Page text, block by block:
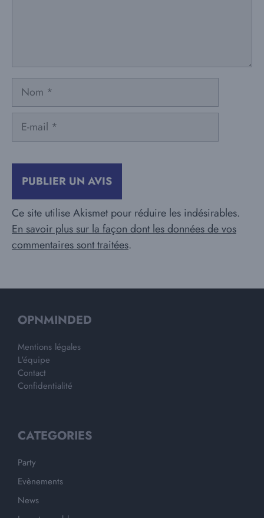
Nom
mail
Ce site utilise Akismet pour réduire les indésirables.
En savoir plus sur la façon dont les données de vos
commentaires sont traitées.
OPNMINDED
Mentions légales
L'équipe
Contact
Confidentialité
CATEGORIES
Party
Evènements
News